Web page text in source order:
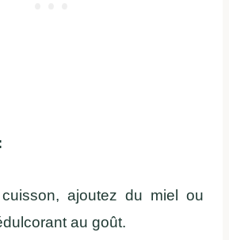
ajoutez du miel ou
au goût.